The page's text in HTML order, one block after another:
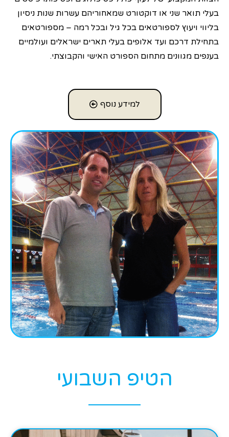
בעלי תואר שני או דוקטורט שמאחוריהם עשרות שנות ניסיון
בליווי ויעוץ לספורטאים בכל גיל ובכל רמה – מספורטאים
בתחילת דרכם ועד אלופים בעלי תארים ישראלים ועולמיים
בענפים מגוונים מתחום הספורט האישי והקבוצתי.
למידע נוסף
הטיפ השבועי